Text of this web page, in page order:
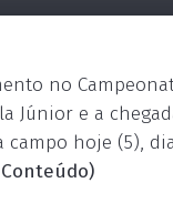
no
e a
hoje (5),